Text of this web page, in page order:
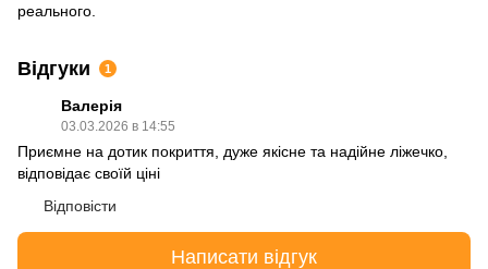
реального.
Відгуки 1
Валерія
03.03.2026 в 14:55
Приємне на дотик покриття, дуже якісне та надійне ліжечко,
відповідає своїй ціні
Відповісти
Написати відгук